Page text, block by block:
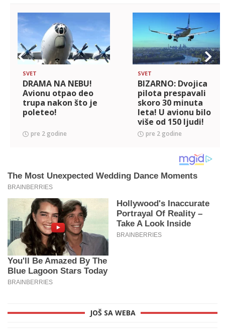
SVET
DRAMA NA NEBU!
Avionu otpao deo
trupa nakon što je
poleteo!
pre 2 godine
SVET
BIZARNO: Dvojica
pilota prespavali
skoro 30 minuta
leta! U avionu bilo
više od 150 ljudi!
pre 2 godine
JOŠ SA WEBA